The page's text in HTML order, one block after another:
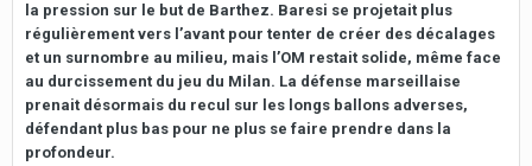
la pression sur le but de Barthez. Baresi se projetait plus
régulièrement vers l’avant pour tenter de créer des décalages
et un surnombre au milieu, mais l’OM restait solide, même face
au durcissement du jeu du Milan. La défense marseillaise
prenait désormais du recul sur les longs ballons adverses,
défendant plus bas pour ne plus se faire prendre dans la
profondeur.